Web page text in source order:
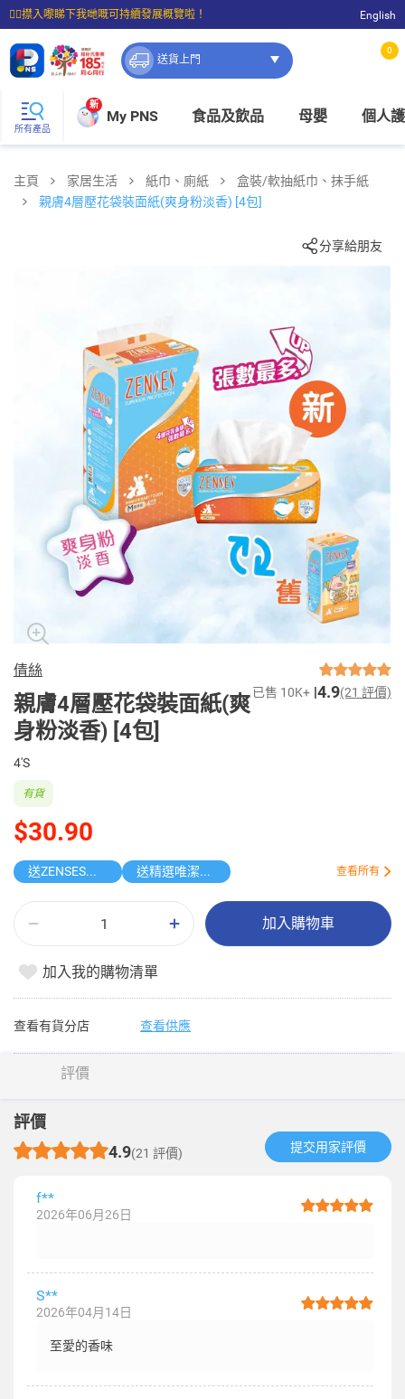
☝🏼㩒入嚟睇下我哋嘅可持續發展概覽啦！
⭐購物滿$399即享免費送貨；滿$100即可免費店取。
English
送貨上門
0
所有產品
新
My PNS 食品及飲品 母嬰 個人
主頁 家居生活 紙巾、廁紙
盒裝/軟抽紙巾、抹手紙
親膚4層壓花袋裝面紙(爽身粉淡香) [4包]
分享給朋友
倩絲
親膚4層壓花袋裝面紙(爽
身粉淡香) [4包]
已售 10K+ 4.9(21 評價)
4'S
$30.90
有貨
送ZENSES迷你鎖匙扣相機 送精選唯潔雅原箱紙品 查看所有
加入購物車
加入我的購物清單
查看有貨分店 查看供應
評價
評價
4.9(21 評價) 提交用家評價​
f**
2026年06月26日
S**
2026年04月14日
至愛的香味